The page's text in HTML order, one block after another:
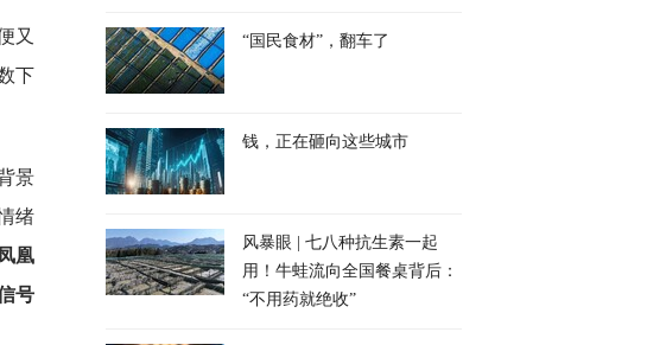
又
下
景
绪
凤凰
号
“国民食材”，翻车了
钱，正在砸向这些城市
风暴眼 | 七八种抗生素一起
用！牛蛙流向全国餐桌背后：
“不用药就绝收”